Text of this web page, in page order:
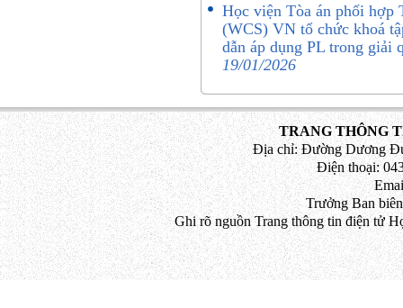
Học viện Tòa án phối hợp
(WCS) VN tổ chức khoá
dẫn áp dụng PL trong
19/01/2026
TRANG THÔNG
Địa chỉ: Đường Dương
Điện thoại:
Trưởng Ban
Ghi rõ nguồn Trang thông tin điện tử